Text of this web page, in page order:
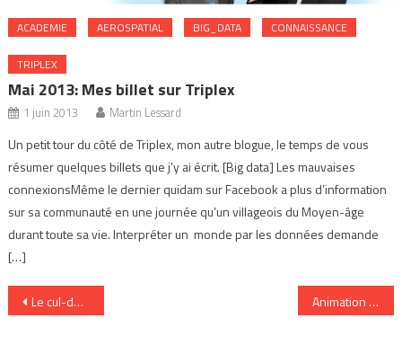
ACADEMIE AEROSPATIAL BIG_DATA CONNAISSANCE
TRIPLEX
Mai 2013: Mes billet sur Triplex
1 juin 2013 Martin Lessard
Un petit tour du côté de Triplex, mon autre blogue, le temps de vous
résumer quelques billets que j’y ai écrit. [Big data] Les mauvaises
connexionsMême le dernier quidam sur Facebook a plus d’information
sur sa communauté en une journée qu’un villageois du Moyen-âge
durant toute sa vie. Interpréter un monde par les données demande
[…]
Navigation
Le cul-de-sac des étagères infinies Animation au Forum mondial de la langue française